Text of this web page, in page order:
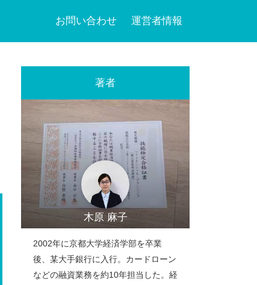
お問い合わせ 運営者情報
著者
木原 麻子
2002年に京都大学経済学部を卒業
後、某大手銀行に入行。カードローン
などの融資業務を約10年担当した。経